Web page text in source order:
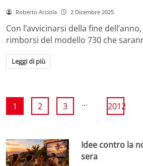
Roberto Arciola 2 Dicembre 2025
Con l’avvicinarsi della fine
rimborsi del modello 730 che
Leggi di più
1 2 3 ... 2012
Idee contro la
sera